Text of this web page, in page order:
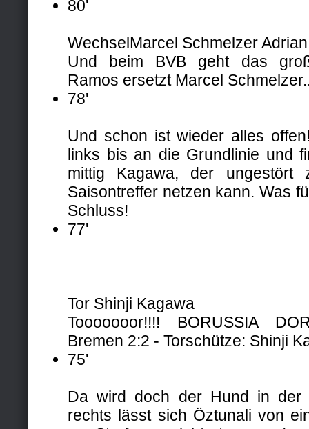
80'
Wechsel Marcel Schmelzer
Und beim BVB geht das
Ramos ersetzt Marcel
78'
Und schon ist wieder alles
links bis an die Grundlinie und
mittig Kagawa, der ungestört
Saisontreffer netzen kann. Was
Schluss!
77'
Tor Shinji Kagawa
Tooooooor!!!! BORUSSIA
Bremen 2:2 - Torschütze: Shinji
75'
Da wird doch der Hund in der
rechts lässt sich Öztunali von